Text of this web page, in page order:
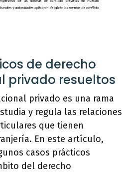
de derecho
privado resueltos
privado es una rama
y regula las relaciones
que tienen
En este artículo,
casos prácticos
del derecho